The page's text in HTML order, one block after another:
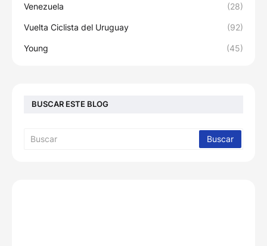
Venezuela (28)
Vuelta Ciclista del Uruguay (92)
Young (45)
BUSCAR ESTE BLOG